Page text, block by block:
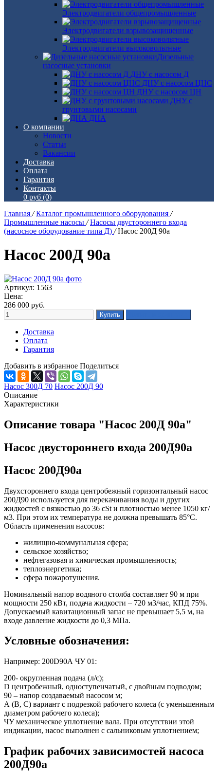
Электродвигатели общепромышленные
Электродвигатели взрывозащищенные
Электродвигатели высоковольтные
Дизельные
насосные установки
ДНУ с насосом Д
ДНУ с насосом ЦНС
ДНУ с насосом ЦН
ДНУ с
грунтовыми насосами
ДНА
О компании
Новости
Статьи
Вакансии
Доставка
Оплата
Гарантия
Контакты
0 руб (0)
Главная / Каталог промышленного оборудования /
Промышленные насосы / Насосы двустороннего входа
(насосное оборудование типа Д) / Насос 200Д 90а
Насос 200Д 90а
Артикул: 1563
Цена:
286 000 руб.
Доставка
Оплата
Гарантия
Добавить в избранное Поделиться
Насос 300Д 70 Насос 200Д 90
Описание
Характеристики
Описание товара "Насос 200Д 90а"
Насос двустороннего входа 200Д90а
Насос 200Д90а
Двухстороннего входа центробежный горизонтальный насос
200Д90 используется для перекачивания воды и других
жидкостей c вязкостью до 36 cSt и плотностью менее 1050 кг/
м3. При этом их температура не должна превышать 85°С.
Область применения насосов:
жилищно-коммунальная сфера;
сельское хозяйство;
нефтегазовая и химическая промышленность;
теплоэнергетика;
сфера пожаротушения.
Номинальный напор водяного столба составляет 90 м при
мощности 250 кВт, подача жидкости – 720 м3/час, КПД 75%.
Допускаемый кавитационный запас не превышает 5,5 м, на
входе давление жидкости до 0,3 МПа.
Условные обозначения:
Например: 200D90А ЧУ 01:
200- округленная подача (л/с);
D центробежный, одноступенчатый, с двойным подводом;
90 – напор создаваемый насосом м;
А (В, С) вариант с подрезкой рабочего колеса (с уменьшенным
диаметром рабочего колеса);
ЧУ механическое уплотнение вала. При отсутствии этой
индикации, насос выполнен с сальниковым уплотнением;
График рабочих зависимостей насоса
200Д90а